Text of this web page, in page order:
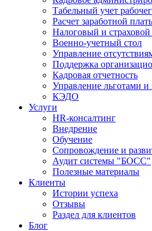
Табельный учет
Расчет заработной
Налоговый и страховой
Военно-учетный стол
Управление
Поддержка
Кадровая отчетность
Управление льготами
КЭДО
Услуги
HR-консалтинг
Внедрение
Обучение
Сопровождение и
Аудит системы "БОСС"
Полезные материалы
Клиенты
Истории успеха
Отзывы
Раздел для клиентов
Блог